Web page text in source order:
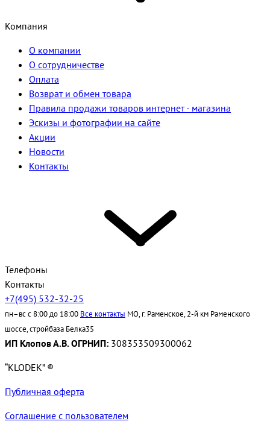
Компания
О компании
О сотрудничестве
Оплата
Возврат и обмен товара
Правила продажи товаров интернет - магазина
Эскизы и фотографии на сайте
Акции
Новости
Контакты
Телефоны
Контакты
+7(495) 532-32-25
пн–вс с 8:00 до 18:00 Все контакты МО, г. Раменское, 2-й км Раменского
шоссе, стройбаза Белка35
ИП Клопов А.В. ОГРНИП: 308353509300062
“KLODEK” ®
Публичная оферта
Соглашение с пользователем